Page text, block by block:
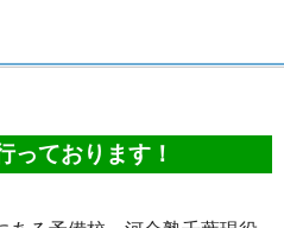
っております！